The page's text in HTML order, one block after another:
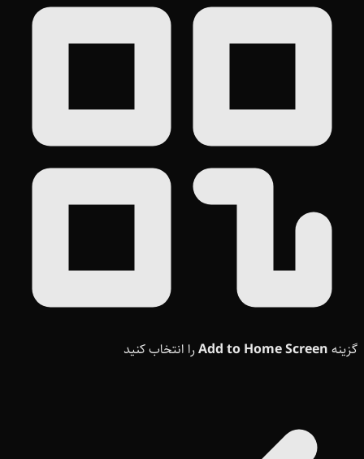
گزینه Add to Home Screenرا انتخاب کنید